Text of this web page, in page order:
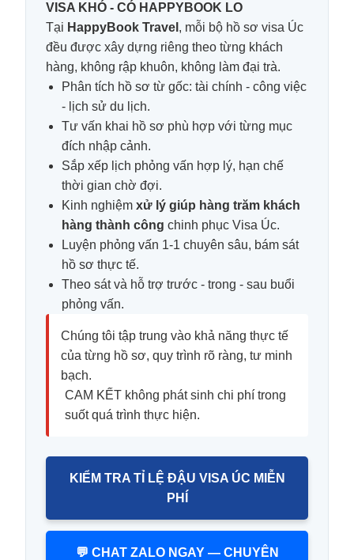
VISA KHÓ - CÓ HAPPYBOOK LO
Tại HappyBook Travel , mỗi bộ hồ sơ visa Úc
đều được xây dựng riêng theo từng khách
hàng, không rập khuôn, không làm đại trà.
Phân tích hồ sơ từ gốc: tài chính - công việc
- lịch sử du lịch.
Tư vấn khai hồ sơ phù hợp với từng mục
đích nhập cảnh.
Sắp xếp lịch phỏng vấn hợp lý, hạn chế
thời gian chờ đợi.
Kinh nghiệm xử lý giúp hàng trăm khách
hàng thành công chinh phục Visa Úc.
Luyện phỏng vấn 1-1 chuyên sâu, bám sát
hồ sơ thực tế.
Theo sát và hỗ trợ trước - trong - sau buổi
phỏng vấn.
Chúng tôi tập trung vào khả năng thực tế
của từng hồ sơ, quy trình rõ ràng, tư minh
bạch.
CAM KẾT không phát sinh chi phí trong
suốt quá trình thực hiện.
KIỂM TRA TỈ LỆ ĐẬU VISA ÚC MIỄN
PHÍ
💬 CHAT ZALO NGAY — CHUYÊN